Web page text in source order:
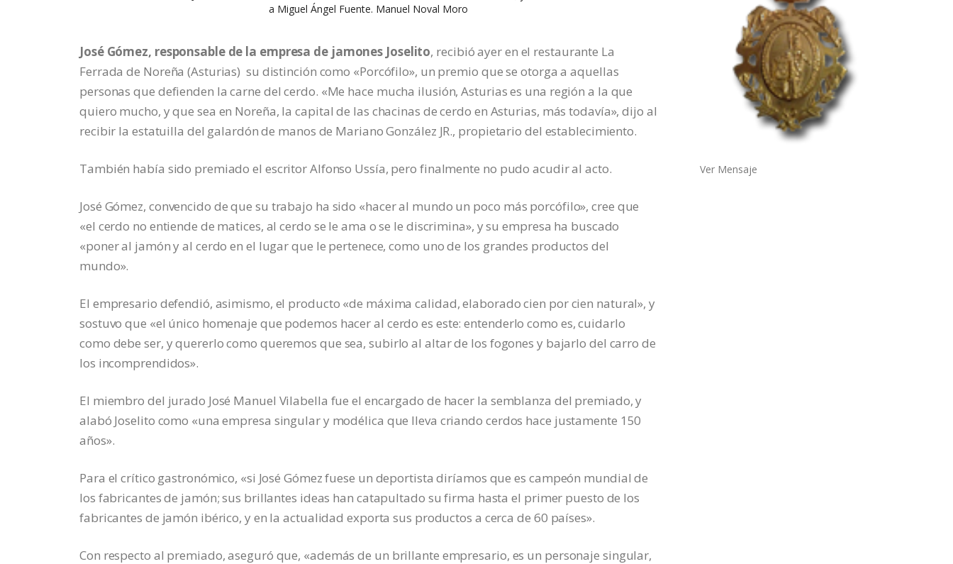
a Miguel Ángel Fuente. Manuel Noval Moro
José Gómez, responsable de la empresa de jamones Joselito, recibió ayer en el restaurante La
Ferrada de Noreña (Asturias) su distinción como «Porcófilo», un premio que se otorga a aquellas
personas que defienden la carne del cerdo. «Me hace mucha ilusión, Asturias es una región a la que
quiero mucho, y que sea en Noreña, la capital de las chacinas de cerdo en Asturias, más todavía», dijo al
recibir la estatuilla del galardón de manos de Mariano González JR., propietario del establecimiento.
También había sido premiado el escritor Alfonso Ussía, pero finalmente no pudo acudir al acto.
José Gómez, convencido de que su trabajo ha sido «hacer al mundo un poco más porcófilo», cree que
«el cerdo no entiende de matices, al cerdo se le ama o se le discrimina», y su empresa ha buscado
«poner al jamón y al cerdo en el lugar que le pertenece, como uno de los grandes productos del
mundo».
El empresario defendió, asimismo, el producto «de máxima calidad, elaborado cien por cien natural», y
sostuvo que «el único homenaje que podemos hacer al cerdo es este: entenderlo como es, cuidarlo
como debe ser, y quererlo como queremos que sea, subirlo al altar de los fogones y bajarlo del carro de
los incomprendidos».
El miembro del jurado José Manuel Vilabella fue el encargado de hacer la semblanza del premiado, y
alabó Joselito como «una empresa singular y modélica que lleva criando cerdos hace justamente 150
años».
Para el crítico gastronómico, «si José Gómez fuese un deportista diríamos que es campeón mundial de
los fabricantes de jamón; sus brillantes ideas han catapultado su firma hasta el primer puesto de los
fabricantes de jamón ibérico, y en la actualidad exporta sus productos a cerca de 60 países».
Con respecto al premiado, aseguró que, «además de un brillante empresario, es un personaje singular,
Ver Mensaje